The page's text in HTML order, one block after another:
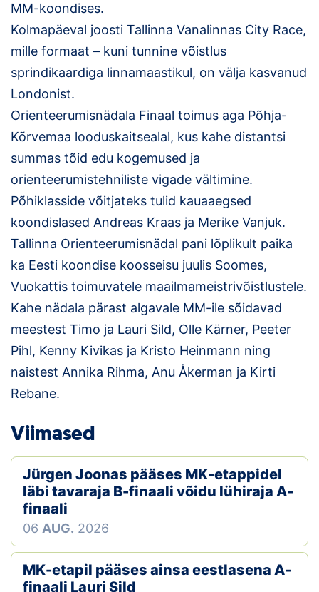
Suletud maastikud
Püsirajad
Ajalugu
Koolitused
MM-koondises.
Kolmapäeval joosti Tallinna Vanalinnas City Race,
mille formaat – kuni tunnine võistlus
sprindikaardiga linnamaastikul, on välja kasvanud
Londonist.
Orienteerumisnädala Finaal toimus aga Põhja-
Kõrvemaa looduskaitsealal, kus kahe distantsi
summas tõid edu kogemused ja
orienteerumistehniliste vigade vältimine.
Põhiklasside võitjateks tulid kauaaegsed
koondislased Andreas Kraas ja Merike Vanjuk.
Tallinna Orienteerumisnädal pani lõplikult paika
ka Eesti koondise koosseisu juulis Soomes,
Vuokattis toimuvatele maailmameistrivõistlustele.
Kahe nädala pärast algavale MM-ile sõidavad
meestest Timo ja Lauri Sild, Olle Kärner, Peeter
Pihl, Kenny Kivikas ja Kristo Heinmann ning
naistest Annika Rihma, Anu Åkerman ja Kirti
Rebane.
Viimased
Jürgen Joonas pääses MK-etappidel
läbi tavaraja B-finaali võidu lühiraja A-
finaali
06 AUG. 2026
MK-etapil pääses ainsa eestlasena A-
finaali Lauri Sild